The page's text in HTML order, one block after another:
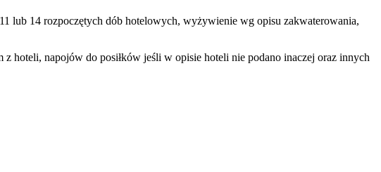
lub 14 rozpoczętych dób hotelowych, wyżywienie wg opisu zakwaterowania,
napojów do posiłków jeśli w opisie hoteli nie podano inaczej oraz innych